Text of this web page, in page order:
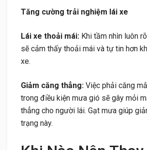
Tăng cường trải nghiệm lái xe
Lái xe thoải mái: Khi tầm nhìn luôn
sẽ cảm thấy thoải mái và tự tin hơn
xe.
Giảm căng thẳng: Việc phải căng
trong điều kiện mưa gió sẽ gây mỏi
thẳng cho người lái. Gạt mưa giúp
trạng này.